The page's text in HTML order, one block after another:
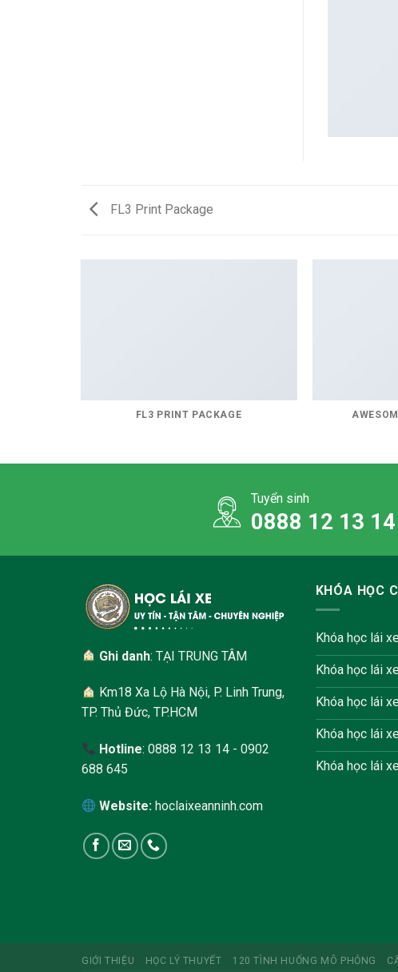
FL3 Print Package
FL3 PRINT PACKAGE
Tuyển sinh
0888 12 13 14
Ghi danh: TẠI TRUNG TÂM
Km18 Xa Lộ Hà Nội, P. Linh Trung,
TP. Thủ Đức, TP.HCM
Hotline: 0888 12 13 14 - 0902
688 645
Website:hoclaixeanninh.com
KHÓA HỌC
Khóa học lái
Khóa học lái
Khóa học lái
Khóa học lái
Khóa học lái
GIỚI THIỆU HỌC LÝ THUYẾT 120 TÌNH HUỐNG MÔ PHỎNG